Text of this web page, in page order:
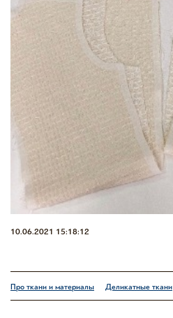
10.06.2021 15:18:12
Про ткани и материалы Деликатные ткани